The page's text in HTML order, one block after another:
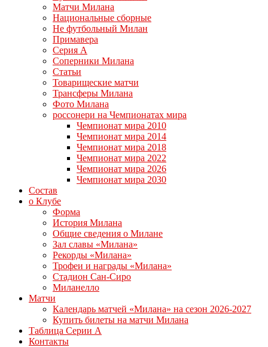
Матчи Милана
Национальные сборные
Не футбольный Милан
Примавера
Серия А
Соперники Милана
Статьи
Товарищеские матчи
Трансферы Милана
Фото Милана
россонери на Чемпионатах мира
Чемпионат мира 2010
Чемпионат мира 2014
Чемпионат мира 2018
Чемпионат мира 2022
Чемпионат мира 2026
Чемпионат мира 2030
Состав
о Клубе
Форма
История Милана
Общие сведения о Милане
Зал славы «Милана»
Рекорды «Милана»
Трофеи и награды «Милана»
Стадион Сан-Сиро
Миланелло
Матчи
Календарь матчей «Милана» на сезон 2026-2027
Купить билеты на матчи Милана
Таблица Серии А
Контакты